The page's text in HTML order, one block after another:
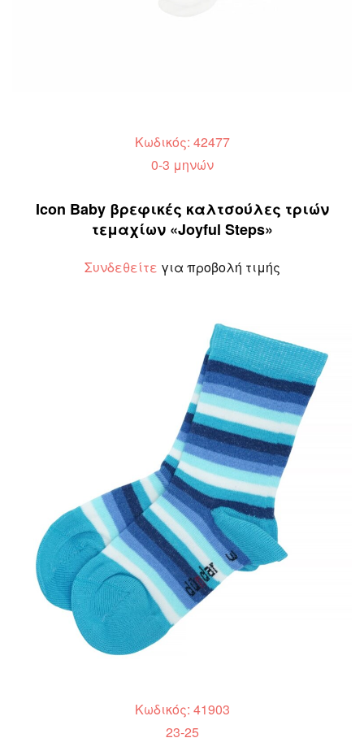
Κωδικός: 42477
0-3 μηνών
Icon Baby βρεφικές καλτσούλες τριών
τεμαχίων «Joyful Steps»
Συνδεθείτε για προβολή τιμής
Κωδικός: 41903
23-25